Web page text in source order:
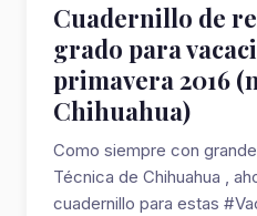
Cuadernillo de
grado para
primavera 2016
Chihuahua)
Como siempre con
Técnica de Chihuahua ,
cuadernillo para estas